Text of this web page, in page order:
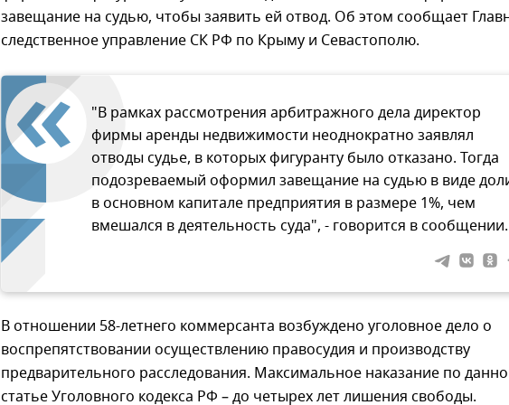
завещание на судью, чтобы заявить ей отвод. Об этом сообщает
следственное управление СК РФ по Крыму и Севастополю.
"В рамках рассмотрения арбитражного дела директор
фирмы аренды недвижимости неоднократно заявлял
отводы судье, в которых фигуранту было отказано. Тогда
подозреваемый оформил завещание на судью в виде
в основном капитале предприятия в размере 1%, чем
вмешался в деятельность суда", - говорится в сообщении.
В отношении 58-летнего коммерсанта возбуждено уголовное дело о
воспрепятствовании осуществлению правосудия и производству
предварительного расследования. Максимальное наказание по
статье Уголовного кодекса РФ – до четырех лет лишения свободы.